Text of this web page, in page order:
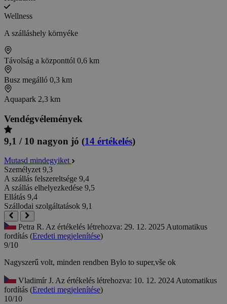
Wellness
A szálláshely környéke
Távolság a központtól 0,6 km
Busz megálló 0,3 km
Aquapark 2,3 km
Vendégvélemények
9,1 / 10 nagyon jó (14 értékelés)
Mutasd mindegyiket
Személyzet 9,3
A szállás felszereltsége 9,4
A szállás elhelyezkedése 9,5
Ellátás 9,4
Szállodai szolgáltatások 9,1
Petra R. Az értékelés létrehozva: 29. 12. 2025Automatikus
fordítás (Eredeti megjelenítése)
9/10
Nagyszerű volt, minden rendben Bylo to super,vše ok
Vladimír J. Az értékelés létrehozva: 10. 12. 2024Automatikus
fordítás (Eredeti megjelenítése)
10/10